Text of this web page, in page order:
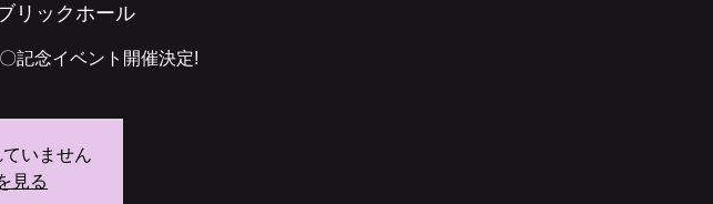
リックホール
記念イベント開催決定!
いません
見る